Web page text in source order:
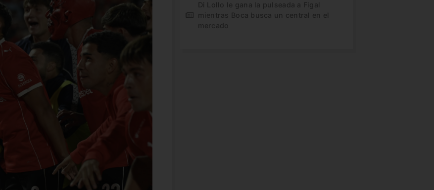
Di Lollo le gana la pulseada a Figal
mientras Boca busca un central en el
mercado